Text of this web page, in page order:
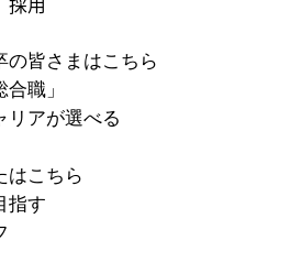
の皆さまはこちら
職」
リアが選べる
はこちら
指す